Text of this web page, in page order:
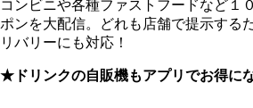
コンビニや各種ファストフードなど１
ポンを大配信。どれも店舗で提示する
リバリーにも対応！
★ドリンクの自販機もアプリでお得に